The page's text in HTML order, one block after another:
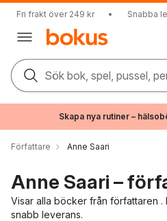
Fri frakt över 249 kr • Snabba
Sök bok, spel, pussel,
Skapa nya rutiner –
Författare Anne Saari
Anne Saari –
Visar alla böcker från författaren .
snabb leverans.